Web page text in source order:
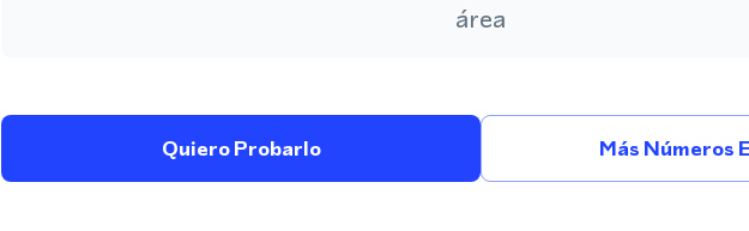
área
Quiero Probarlo Más Números